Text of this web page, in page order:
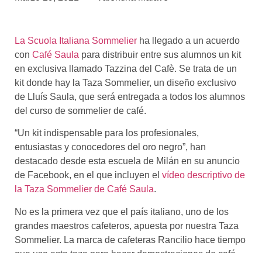
el café siempre tiene
algo nuevo que
enseñarnos
BOLSA DE TRABAJO
¡te imaginas vivir de tu pasión
por el café?
CONTACTO
¡queremos saber
de ti!
La Scuola Italiana Sommelier ha llegado a un acuerdo
con Café Saula para distribuir entre sus alumnos un kit
en exclusiva llamado Tazzina del Cafè. Se trata de un
kit donde hay la Taza Sommelier, un diseño exclusivo
de Lluís Saula, que será entregada a todos los alumnos
del curso de sommelier de café.
“Un kit indispensable para los profesionales,
entusiastas y conocedores del oro negro”, han
destacado desde esta escuela de Milán en su anuncio
de Facebook, en el que incluyen el vídeo descriptivo de
la Taza Sommelier de Café Saula.
No es la primera vez que el país italiano, uno de los
grandes maestros cafeteros, apuesta por nuestra Taza
Sommelier. La marca de cafeteras Rancilio hace tiempo